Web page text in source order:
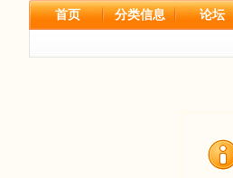
首页 分类信息 论坛